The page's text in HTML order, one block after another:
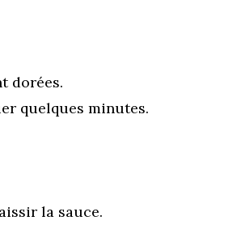
dorées.
quelques minutes.
la sauce.